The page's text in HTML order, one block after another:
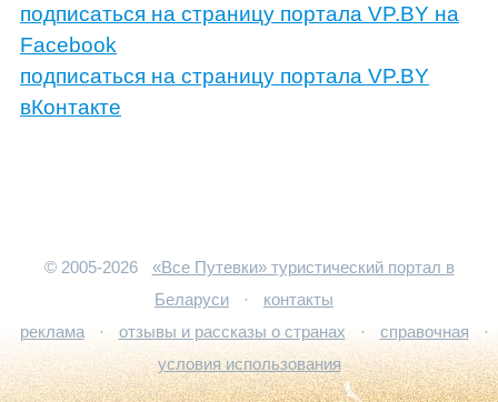
подписаться на страницу портала VP.BY на
Facebook
подписаться на страницу портала VP.BY
вКонтакте
© 2005-2026
«Все Путевки» туристический портал в
Беларуси
·
контакты
реклама
· отзывы и рассказы о странах · справочная
·
условия использования